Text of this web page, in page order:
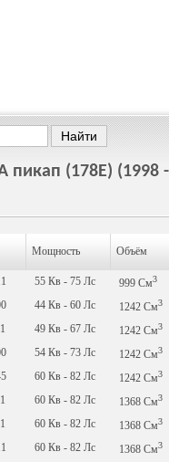
пикап (178E) (1998
Мощность Объём
55 Кв - 75 Лс 999 См3
44 Кв - 60 Лс 1242 См3
49 Кв - 67 Лс 1242 См3
54 Кв - 73 Лс 1242 См3
60 Кв - 82 Лс 1242 См3
60 Кв - 82 Лс 1368 См3
60 Кв - 82 Лс 1368 См3
60 Кв - 82 Лс 1368 См3